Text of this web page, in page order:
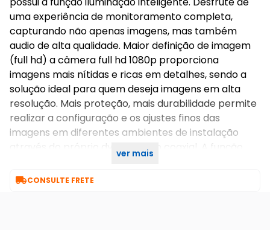
uma experiência de monitoramento completa,
capturando não apenas imagens, mas também
audio de alta qualidade. Maior definição de imagem
(full hd) a câmera full hd 1080p proporciona
imagens mais nítidas e ricas em detalhes, sendo a
solução ideal para quem deseja imagens em alta
resolução. Mais proteção, mais durabilidade permite
realizar a configuração e os ajustes finos das
imagens em diferentes ambientes de instalação
através do próprio dvr, via cabo coaxial. A função
ver mais
CONSULTE FRETE